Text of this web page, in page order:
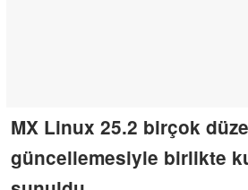
MX Linux 25.2 birçok
güncellemesiyle birlikte